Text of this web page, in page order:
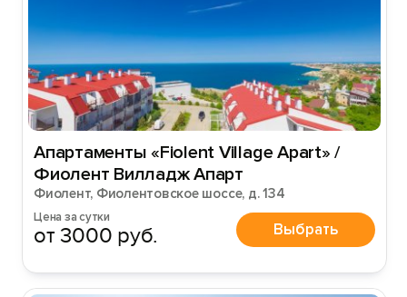
Апартаменты «Fiolent Village Apart» /
Фиолент Вилладж Апарт
Фиолент, Фиолентовское шоссе, д. 134
Цена за сутки
от 3000 руб. Выбрать